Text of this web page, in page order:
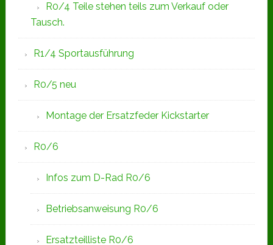
R0/4 Teile stehen teils zum Verkauf oder
Tausch.
R1/4 Sportausführung
R0/5 neu
Montage der Ersatzfeder Kickstarter
R0/6
Infos zum D-Rad R0/6
Betriebsanweisung R0/6
Ersatzteilliste R0/6